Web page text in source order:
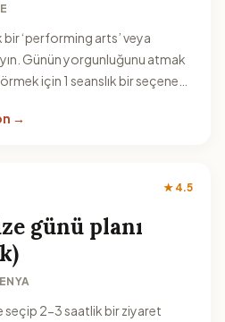
‘perfor­ming arts’ veya
Günün yorgunluğunu atmak
için 1 seanslık bir seçenek
→
★ 4.5
günü planı
seçip 2-3 saatlik bir ziyaret